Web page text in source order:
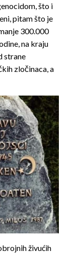
što i
pitam što je
300.000
na kraju
strane
zločinaca, a
živućih